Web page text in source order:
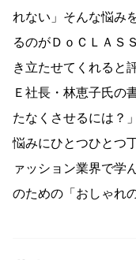
れない」そんな悩み
るのがＤｏＣＬＡＳ
き立たせてくれると
Ｅ社長・林恵子氏の
たなくさせるには？
悩みにひとつひとつ
ァッション業界で学
のための「おしゃれ